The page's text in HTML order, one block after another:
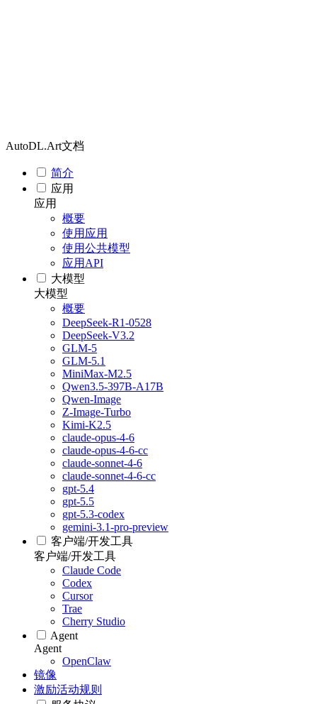
AutoDL.Art文档
简介
应用
应用
概要
使用应用
使用公共模型
应用API
大模型
大模型
概要
DeepSeek-R1-0528
DeepSeek-V3.2
GLM-5
GLM-5.1
MiniMax-M2.5
Qwen3.5-397B-A17B
Qwen-Image
Z-Image-Turbo
Kimi-K2.5
claude-opus-4-6
claude-opus-4-6-cc
claude-sonnet-4-6
claude-sonnet-4-6-cc
gpt-5.4
gpt-5.5
gpt-5.3-codex
gemini-3.1-pro-preview
客户端/开发工具
客户端/开发工具
Claude Code
Codex
Cursor
Trae
Cherry Studio
Agent
Agent
OpenClaw
镜像
激励活动规则